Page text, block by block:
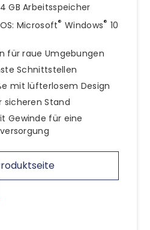
GB Arbeitsspeicher
Microsoft® Windows® 10
für raue Umgebungen
Schnittstellen
mit lüfterlosem Design
Stand
Gewinde für eine